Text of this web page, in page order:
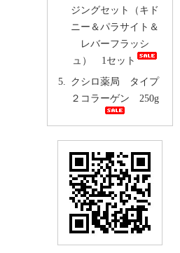
ジングセット（キド
ニー＆パラサイト＆
レバーフラッシ
ュ） 1セット
クシロ薬局 タイプ
２コラーゲン 250g